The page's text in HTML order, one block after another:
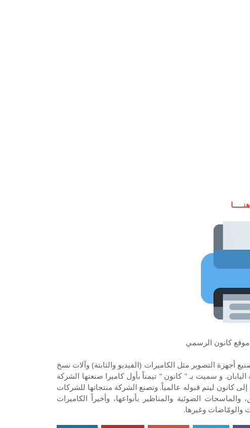
كانون الرسمي
التصوير مثل الكاميرات (الفيديو والثابتة) وآلات نسخ
و سميت بـ " كانون " تيمناً بأول كاميرا صنعتها الشركة
كانون ليتم قبوله عالمياً. وتصنع الشركة منتجاتها للشركات
الضوئية والمناظير بأنواعها، وأخيراً الكاميرات
والومّاضات وغيرها.